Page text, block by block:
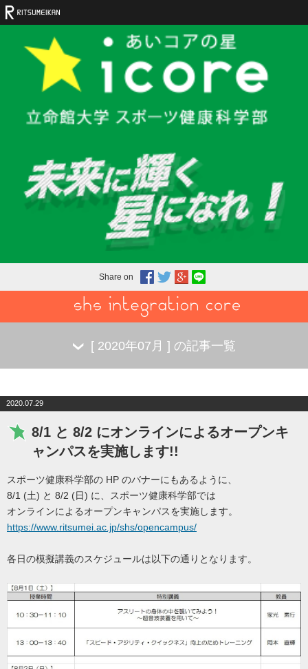
Share on
[ 2020年07月 ] の記事一覧
2020.07.29
8/1 と 8/2 にオンラインによるオープンキ
ャンパスを実施します!!
スポーツ健康科学部の HP のバナーにもあるように、
8/1 (土) と 8/2 (日) に、スポーツ健康科学部では
オンラインによるオープンキャンパスを実施します。
https://www.ritsumei.ac.jp/shs/opencampus/
各日の模擬講義のスケジュールは以下の通りとなります。